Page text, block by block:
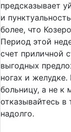
предсказывает
и
более, что
Период этой
счет приличной
выгодных
ногах и желудке.
больницу, а не к
отказывайтесь в
надолго.